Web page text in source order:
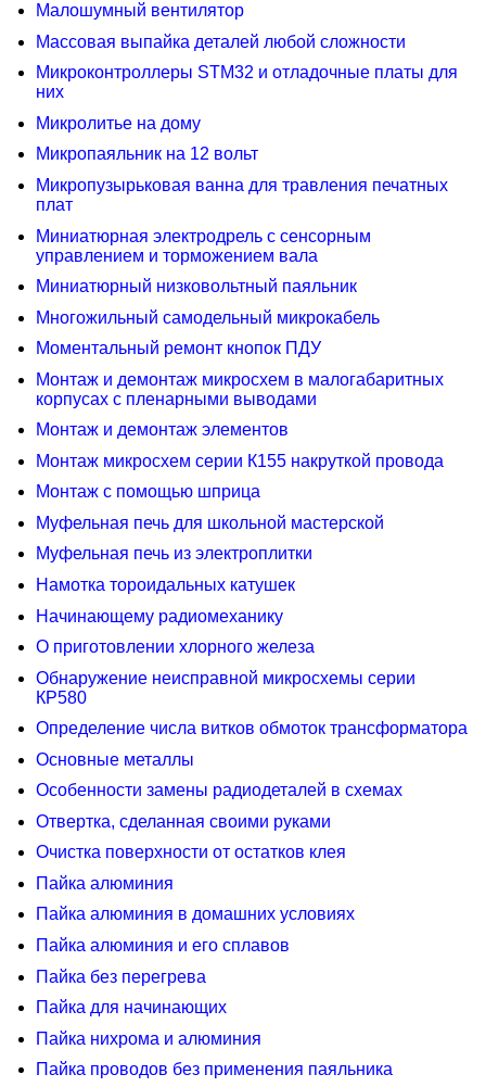
Малошумный вентилятор
Массовая выпайка деталей любой сложности
Микроконтроллеры STM32 и отладочные платы для
них
Микролитье на дому
Микропаяльник на 12 вольт
Микропузырьковая ванна для травления печатных
плат
Миниатюрная электродрель с сенсорным
управлением и торможением вала
Миниатюрный низковольтный паяльник
Многожильный самодельный микрокабель
Моментальный ремонт кнопок ПДУ
Монтаж и демонтаж микросхем в малогабаритных
корпусах с пленарными выводами
Монтаж и демонтаж элементов
Монтаж микросхем серии К155 накруткой провода
Монтаж с помощью шприца
Муфельная печь для школьной мастерской
Муфельная печь из электроплитки
Намотка тороидальных катушек
Начинающему радиомеханику
О приготовлении хлорного железа
Обнаружение неисправной микросхемы серии
КР580
Определение числа витков обмоток трансформатора
Основные металлы
Особенности замены радиодеталей в схемах
Отвертка, сделанная своими руками
Очистка поверхности от остатков клея
Пайка алюминия
Пайка алюминия в домашних условиях
Пайка алюминия и его сплавов
Пайка без перегрева
Пайка для начинающих
Пайка нихрома и алюминия
Пайка проводов без применения паяльника